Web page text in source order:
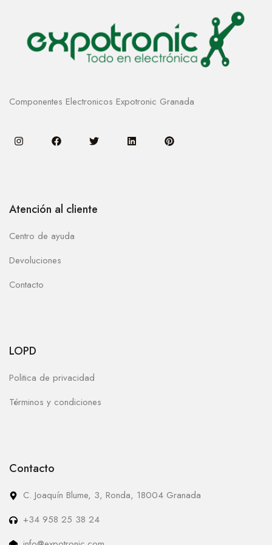
Componentes Electronicos Expotronic Granada
Atención al cliente
Centro de ayuda
Devoluciones
Contacto
LOPD
Politica de privacidad
Términos y condiciones
Contacto
C. Joaquín Blume, 3, Ronda, 18004 Granada
+34 958 25 38 24